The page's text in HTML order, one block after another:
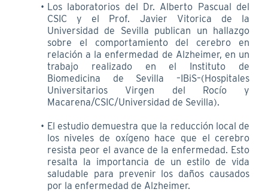
Los laboratorios del Dr. Alberto Pascual del
CSIC y el Prof. Javier Vitorica de la
Universidad de Sevilla publican un hallazgo
sobre el comportamiento del cerebro en
relación a la enfermedad de Alzheimer, en un
trabajo realizado en el Instituto de
Biomedicina de Sevilla –IBiS–(Hospitales
Universitarios Virgen del Rocío y
Macarena/CSIC/Universidad de Sevilla).
El estudio demuestra que la reducción local de
los niveles de oxígeno hace que el cerebro
resista peor el avance de la enfermedad. Esto
resalta la importancia de un estilo de vida
saludable para prevenir los daños causados
por la enfermedad de Alzheimer.